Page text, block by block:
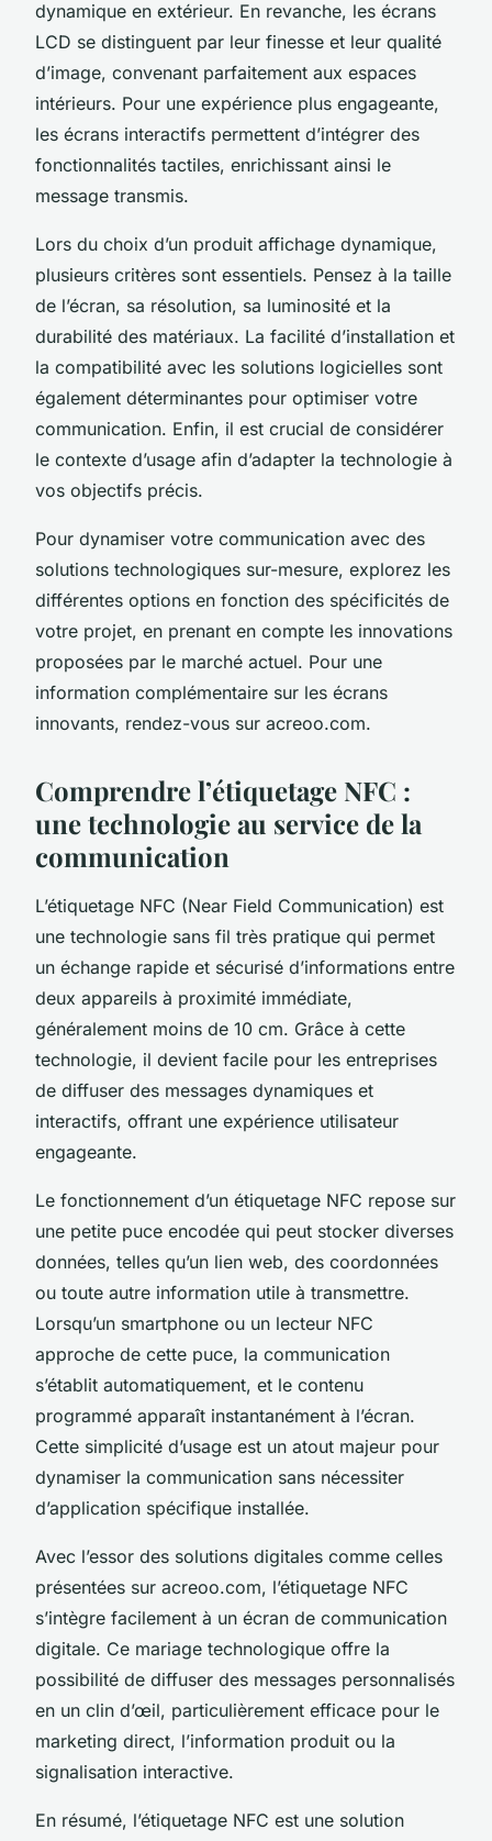
dynamique en extérieur. En revanche, les écrans
LCD se distinguent par leur finesse et leur qualité
d’image, convenant parfaitement aux espaces
intérieurs. Pour une expérience plus engageante,
les écrans interactifs permettent d’intégrer des
fonctionnalités tactiles, enrichissant ainsi le
message transmis.
Lors du choix d’un produit affichage dynamique,
plusieurs critères sont essentiels. Pensez à la taille
de l’écran, sa résolution, sa luminosité et la
durabilité des matériaux. La facilité d’installation et
la compatibilité avec les solutions logicielles sont
également déterminantes pour optimiser votre
communication. Enfin, il est crucial de considérer
le contexte d’usage afin d’adapter la technologie à
vos objectifs précis.
Pour dynamiser votre communication avec des
solutions technologiques sur-mesure, explorez les
différentes options en fonction des spécificités de
votre projet, en prenant en compte les innovations
proposées par le marché actuel. Pour une
information complémentaire sur les écrans
innovants, rendez-vous sur acreoo.com.
Comprendre l’étiquetage NFC :
une technologie au service de la
communication
L’étiquetage NFC (Near Field Communication) est
une technologie sans fil très pratique qui permet
un échange rapide et sécurisé d’informations entre
deux appareils à proximité immédiate,
généralement moins de 10 cm. Grâce à cette
technologie, il devient facile pour les entreprises
de diffuser des messages dynamiques et
interactifs, offrant une expérience utilisateur
engageante.
Le fonctionnement d’un étiquetage NFC repose sur
une petite puce encodée qui peut stocker diverses
données, telles qu’un lien web, des coordonnées
ou toute autre information utile à transmettre.
Lorsqu’un smartphone ou un lecteur NFC
approche de cette puce, la communication
s’établit automatiquement, et le contenu
programmé apparaît instantanément à l’écran.
Cette simplicité d’usage est un atout majeur pour
dynamiser la communication sans nécessiter
d’application spécifique installée.
Avec l’essor des solutions digitales comme celles
présentées sur acreoo.com, l’étiquetage NFC
s’intègre facilement à un écran de communication
digitale. Ce mariage technologique offre la
possibilité de diffuser des messages personnalisés
en un clin d’œil, particulièrement efficace pour le
marketing direct, l’information produit ou la
signalisation interactive.
En résumé, l’étiquetage NFC est une solution